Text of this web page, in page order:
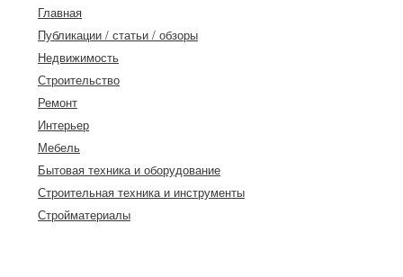
Главная
Публикации / статьи / обзоры
Недвижимость
Строительство
Ремонт
Интерьер
Мебель
Бытовая техника и оборудование
Строительная техника и инструменты
Стройматериалы